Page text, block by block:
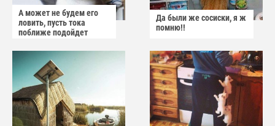
А может не будем его
ловить, пусть тока
поближе подойдет
Да были же сосиски, я ж
помню!!